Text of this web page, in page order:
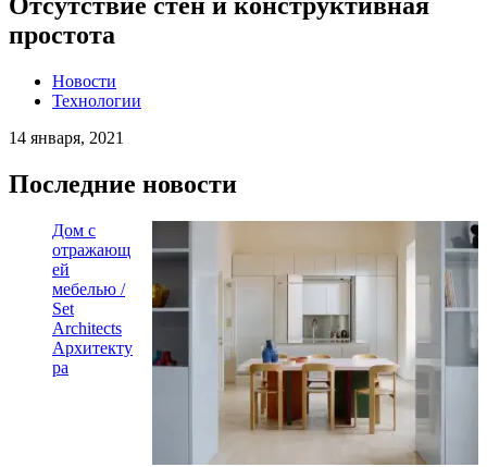
простота
Новости
Технологии
14 января, 2021
Последние новости
Дом с
отражающ
ей
мебелью /
Set
Architects
Архитекту
ра